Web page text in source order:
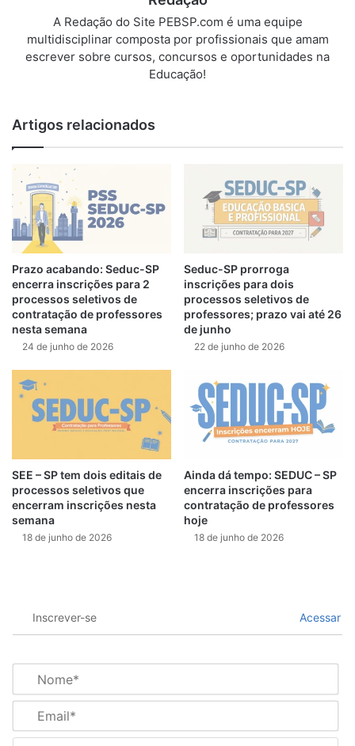
A Redação do Site PEBSP.com é uma equipe
multidisciplinar composta por profissionais que amam
escrever sobre cursos, concursos e oportunidades na
Educação!
Artigos relacionados
Prazo acabando: Seduc-SP
encerra inscrições para 2
processos seletivos de
contratação de professores
nesta semana
24 de junho de 2026
Seduc-SP prorroga
inscrições para dois
processos seletivos de
professores; prazo vai até 26
de junho
22 de junho de 2026
SEE – SP tem dois editais de
processos seletivos que
encerram inscrições nesta
semana
18 de junho de 2026
Ainda dá tempo: SEDUC – SP
encerra inscrições para
contratação de professores
hoje
18 de junho de 2026
Inscrever-se Acessar
m
*a